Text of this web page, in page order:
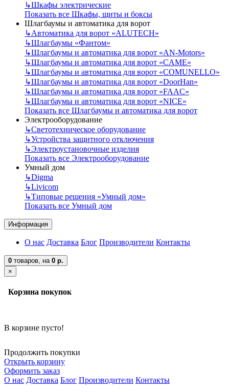
↳Шкафы электрические
Показать все Шкафы, щиты и боксы
Шлагбаумы и автоматика для ворот
↳Автоматика для ворот «ALUTECH»
↳Шлагбаумы «Фантом»
↳Шлагбаумы и автоматика для ворот «AN-Motors»
↳Шлагбаумы и автоматика для ворот «CAME»
↳Шлагбаумы и автоматика для ворот «COMUNELLO»
↳Шлагбаумы и автоматика для ворот «DoorHan»
↳Шлагбаумы и автоматика для ворот «FAAC»
↳Шлагбаумы и автоматика для ворот «NICE»
Показать все Шлагбаумы и автоматика для ворот
Электрооборудование
↳Светотехническое оборудование
↳Устройства защитного отключения
↳Электроустановочные изделия
Показать все Электрооборудование
Умный дом
↳Digma
↳Livicom
↳Типовые решения «Умный дом»
Показать все Умный дом
Информация
О нас Доставка Блог Производители Контакты
0 товаров, на 0 р.
×
Корзина покупок
В корзине пусто!
Продолжить покупки
Открыть корзину
Оформить заказ
О нас Доставка Блог Производители Контакты